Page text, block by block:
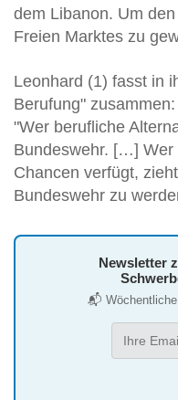
dem Libanon. Um
Freien Marktes zu
Leonhard (1) fasst in
Berufung" zusammen:
"Wer berufliche
Bundeswehr. […] Wer
Chancen verfügt,
Bundeswehr zu
Newsletter
📬